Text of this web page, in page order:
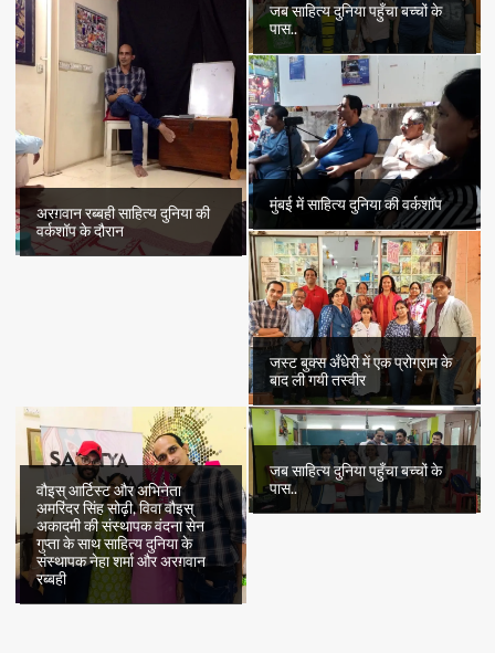
अरग़वान रब्बही साहित्य दुनिया की
वर्कशॉप के दौरान
जब साहित्य दुनिया पहुँचा बच्चों के
पास..
मुंबई में साहित्य दुनिया की वर्कशॉप
जस्ट बुक्स अँधेरी में एक प्रोग्राम के
बाद ली गयी तस्वीर
वौइस् आर्टिस्ट और अभिनेता
अमरिंदर सिंह सोढ़ी, विवा वौइस्
अकादमी की संस्थापक वंदना सेन
गुप्ता के साथ साहित्य दुनिया के
संस्थापक नेहा शर्मा और अरग़वान
रब्बही
जब साहित्य दुनिया पहुँचा बच्चों के
पास..